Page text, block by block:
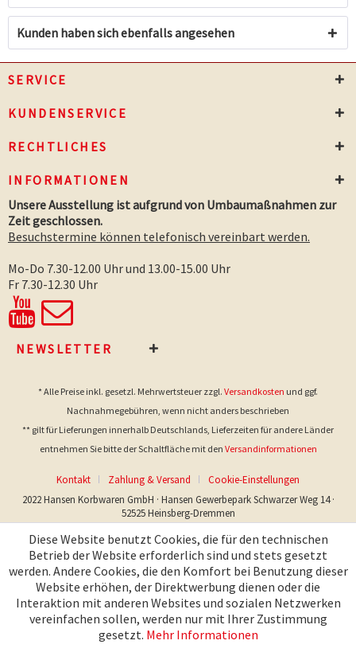
Kunden haben sich ebenfalls angesehen
SERVICE
KUNDENSERVICE
RECHTLICHES
INFORMATIONEN
Unsere Ausstellung ist aufgrund von Umbaumaßnahmen zur
Zeit geschlossen.
Besuchstermine können telefonisch vereinbart werden.
Mo-Do 7.30-12.00 Uhr und 13.00-15.00 Uhr
Fr 7.30-12.30 Uhr
NEWSLETTER
* Alle Preise inkl. gesetzl. Mehrwertsteuer zzgl. Versandkosten und ggf.
Nachnahmegebühren, wenn nicht anders beschrieben
** gilt für Lieferungen innerhalb Deutschlands, Lieferzeiten für andere Länder
entnehmen Sie bitte der Schaltfläche mit den Versandinformationen
Kontakt Zahlung & Versand
Cookie-Einstellungen
2022 Hansen Korbwaren GmbH · Hansen Gewerbepark Schwarzer Weg 14 ·
52525 Heinsberg-Dremmen
Diese Website benutzt Cookies, die für den technischen
Betrieb der Website erforderlich sind und stets gesetzt
werden. Andere Cookies, die den Komfort bei Benutzung dieser
Website erhöhen, der Direktwerbung dienen oder die
Interaktion mit anderen Websites und sozialen Netzwerken
vereinfachen sollen, werden nur mit Ihrer Zustimmung
gesetzt. Mehr Informationen